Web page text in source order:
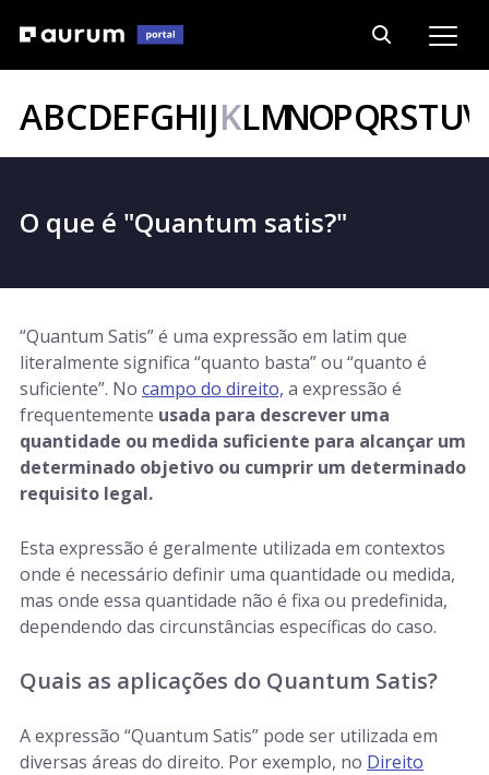
ABCDEFGHIJKLMNOPQRSTUV
O que é "Quantum satis?"
“Quantum Satis” é uma expressão em latim que
literalmente significa “quanto basta” ou “quanto é
suficiente”. No campo do direito, a expressão é
frequentemente usada para descrever uma
quantidade ou medida suficiente para alcançar um
determinado objetivo ou cumprir um determinado
requisito legal.
Esta expressão é geralmente utilizada em contextos
onde é necessário definir uma quantidade ou medida,
mas onde essa quantidade não é fixa ou predefinida,
dependendo das circunstâncias específicas do caso.
Quais as aplicações do Quantum Satis?
A expressão “Quantum Satis” pode ser utilizada em
diversas áreas do direito. Por exemplo, no Direito